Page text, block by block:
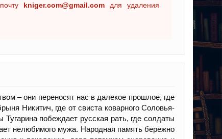
kniger.com@gmail.com для удаления
– они переносят нас в далекое прошлое, где
Никитич, где от свиста коварного Соловья-
побеждает русская рать, где солдаты
нелюбимого мужа. Народная память бережно